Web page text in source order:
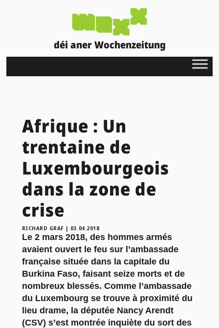
déi aner Wochenzeitung
Afrique : Un
trentaine de
Luxembourgeois
dans la zone de
crise
RICHARD GRAF | 03.04.2018
Le 2 mars 2018, des hommes armés
avaient ouvert le feu sur l’ambassade
française située dans la capitale du
Burkina Faso, faisant seize morts et de
nombreux blessés. Comme l’ambassade
du Luxembourg se trouve à proximité du
lieu drame, la députée Nancy Arendt
(CSV) s’est montrée inquiète du sort des